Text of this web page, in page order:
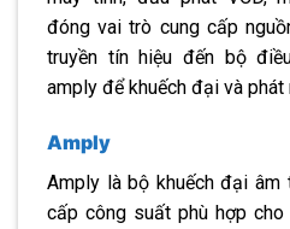
đóng vai trò cung cấp
truyền tín hiệu đến bộ
amply để khuếch đại và phát
Amply
Amply là bộ khuếch đại âm
cấp công suất phù hợp